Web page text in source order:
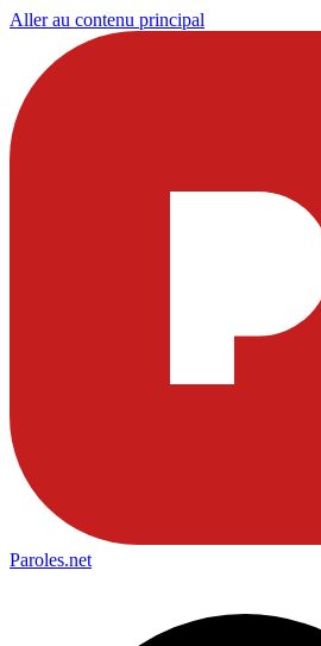
Aller au contenu principal
Paroles.net